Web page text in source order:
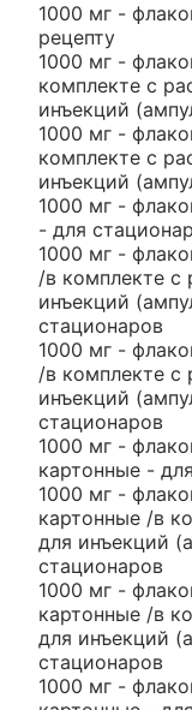
1000 мг -
рецепту
1000 мг -
комплекте с
инъекций
1000 мг -
комплекте с
инъекций
1000 мг -
- для
1000 мг -
/в комплекте с
инъекций
стационаров
1000 мг -
/в комплекте с
инъекций
стационаров
1000 мг -
картонные -
1000 мг -
картонные /в
для инъекций
стационаров
1000 мг -
картонные /в
для инъекций
стационаров
1000 мг -